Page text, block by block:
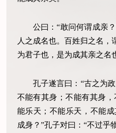
公曰：“敢问何谓成亲
人之成名也。百姓归之名，
为君子也，是为成其亲之名
孔子遂言曰：“古之为
不能有其身；不能有其身
能乐天；不能乐天，不能
成身？”孔子对曰：“不过乎